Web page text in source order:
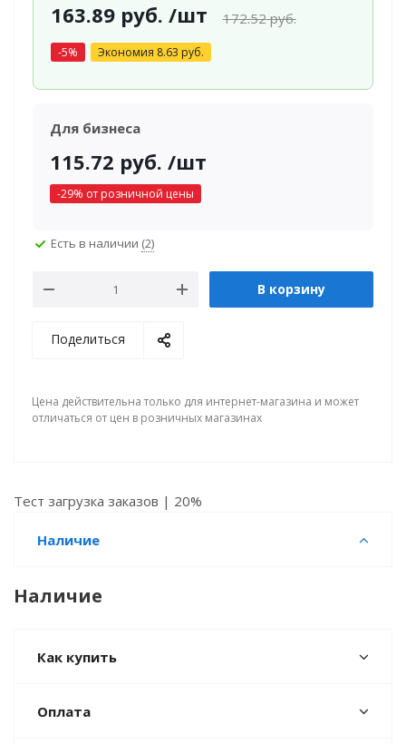
163.89руб. /шт 172.52руб.
-5% Экономия 8.63 руб.
Для бизнеса
115.72 руб. /шт
-29% от розничной цены
Есть в наличии (2)
В корзину
Поделиться
Цена действительна только для интернет-магазина и может
отличаться от цен в розничных магазинах
Тест загрузка заказов | 20%
Наличие
Наличие
Как купить
Оплата